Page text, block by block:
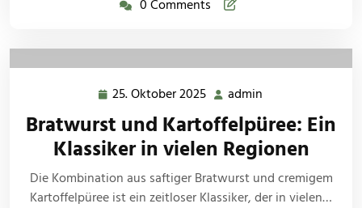
0 Comments
25. Oktober 2025 25.
Oktober
2025
admin
Bratwurst und Kartoffelpüree: Ein
Klassiker in vielen Regionen
Die Kombination aus saftiger Bratwurst und cremigem
Kartoffelpüree ist ein zeitloser Klassiker, der in vielen…